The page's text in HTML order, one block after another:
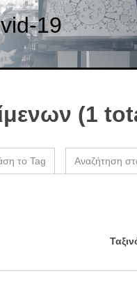
19
(1
το Tag Αναζήτηση